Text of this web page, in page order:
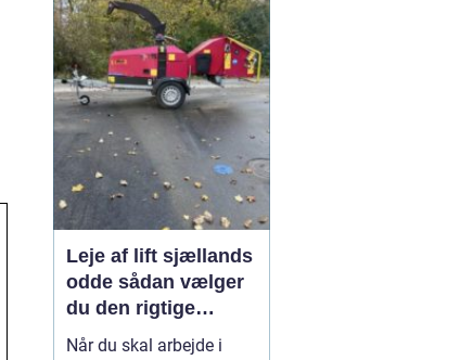
forbindelse med
anlægsarbejde.
Jordrensning handler
om at fjerne eller
reducere skadelige
stoffer ...
Leje af lift sjællands
odde sådan vælger
du den rigtige
løsning
Når du skal arbejde i